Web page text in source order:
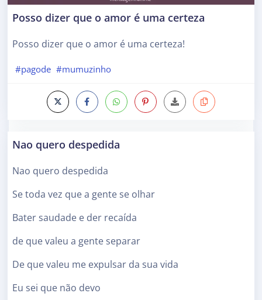
Posso dizer que o amor é uma certeza
Posso dizer que o amor é uma certeza!
#pagode #mumuzinho
Nao quero despedida
Nao quero despedida
Se toda vez que a gente se olhar
Bater saudade e der recaída
de que valeu a gente separar
De que valeu me expulsar da sua vida
Eu sei que não devo